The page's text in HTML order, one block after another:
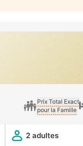
Prix Total Exact
pour la Famille
2 adultes